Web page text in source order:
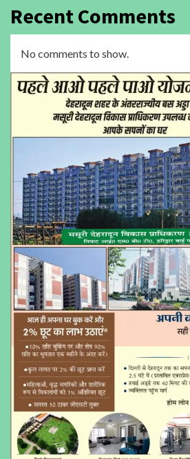
Recent Comments
No comments to show.